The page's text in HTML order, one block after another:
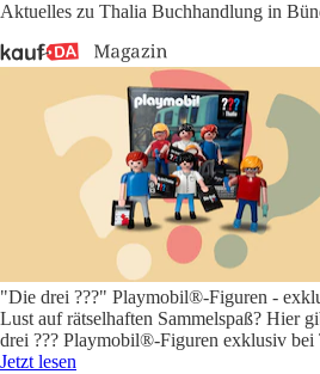
Aktuelles zu Thalia Buchhandlung in
"Die drei ???" Playmobil®-Figuren -
Lust auf rätselhaften Sammelspaß? Hier
drei ??? Playmobil®-Figuren exklusiv bei
Jetzt lesen